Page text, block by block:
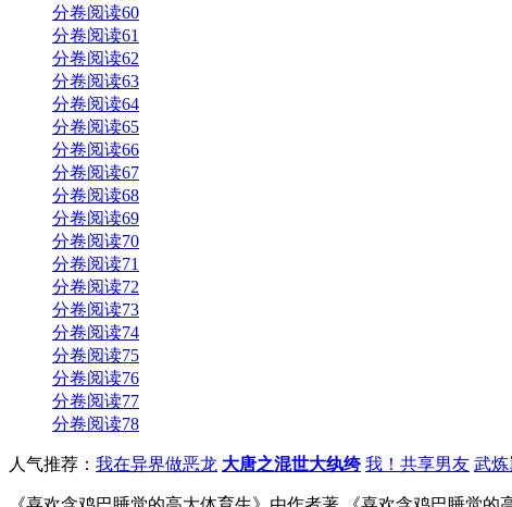
分卷阅读60
分卷阅读61
分卷阅读62
分卷阅读63
分卷阅读64
分卷阅读65
分卷阅读66
分卷阅读67
分卷阅读68
分卷阅读69
分卷阅读70
分卷阅读71
分卷阅读72
分卷阅读73
分卷阅读74
分卷阅读75
分卷阅读76
分卷阅读77
分卷阅读78
人气推荐： 我在异界做恶龙 大唐之混世大纨绔 我！共享男友 武炼